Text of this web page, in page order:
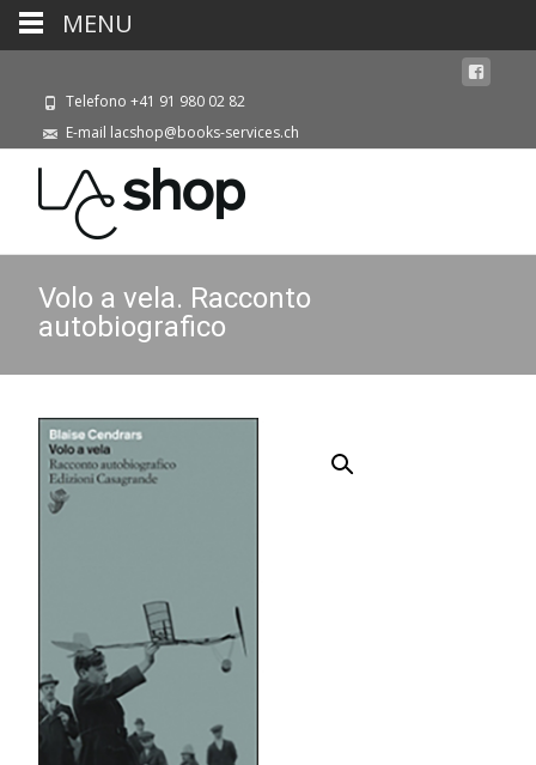
Telefono +41 91 980 02 82
E-mail lacshop@books-services.ch
Volo a vela. Racconto
autobiografico
MENU